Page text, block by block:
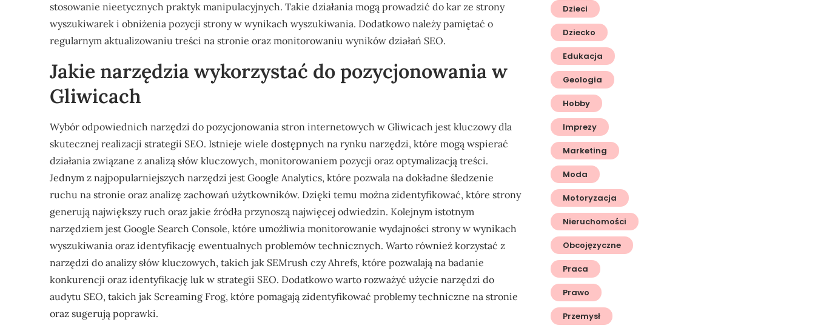
stosowanie nieetycznych praktyk manipulacyjnych. Takie działania mogą prowadzić do kar ze strony
wyszukiwarek i obniżenia pozycji strony w wynikach wyszukiwania. Dodatkowo należy pamiętać o
regularnym aktualizowaniu treści na stronie oraz monitorowaniu wyników działań SEO.
Jakie narzędzia wykorzystać do pozycjonowania w
Gliwicach
Wybór odpowiednich narzędzi do pozycjonowania stron internetowych w Gliwicach jest kluczowy dla
skutecznej realizacji strategii SEO. Istnieje wiele dostępnych na rynku narzędzi, które mogą wspierać
działania związane z analizą słów kluczowych, monitorowaniem pozycji oraz optymalizacją treści.
Jednym z najpopularniejszych narzędzi jest Google Analytics, które pozwala na dokładne śledzenie
ruchu na stronie oraz analizę zachowań użytkowników. Dzięki temu można zidentyfikować, które strony
generują największy ruch oraz jakie źródła przynoszą najwięcej odwiedzin. Kolejnym istotnym
narzędziem jest Google Search Console, które umożliwia monitorowanie wydajności strony w wynikach
wyszukiwania oraz identyfikację ewentualnych problemów technicznych. Warto również korzystać z
narzędzi do analizy słów kluczowych, takich jak SEMrush czy Ahrefs, które pozwalają na badanie
konkurencji oraz identyfikację luk w strategii SEO. Dodatkowo warto rozważyć użycie narzędzi do
audytu SEO, takich jak Screaming Frog, które pomagają zidentyfikować problemy techniczne na stronie
oraz sugerują poprawki.
Dzieci
Dziecko
Edukacja
Geologia
Hobby
Imprezy
Marketing
Moda
Motoryzacja
Nieruchomości
Obcojęzyczne
Praca
Prawo
Przemysł